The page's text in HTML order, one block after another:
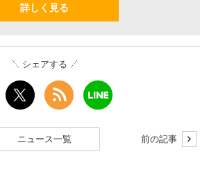
詳しく見る
シェアする
ニュース一覧 前の記事